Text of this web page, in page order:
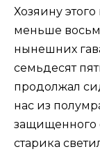
Хозяину
меньше
нынешних
семьдесят
продолжал
нас из
защищенного
старика